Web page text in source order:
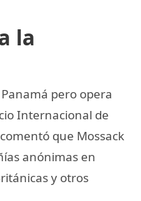
la
pero opera
Internacional de
que Mossack
anónimas en
y otros